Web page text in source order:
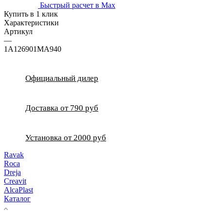
Быстрый расчет в Max
Купить в 1 клик
Характеристики
Артикул
—
1A126901MA940
Официальный дилер
Доставка от 790 руб
Установка от 2000 руб
Ravak
Roca
Dreja
Creavit
AlcaPlast
Каталог